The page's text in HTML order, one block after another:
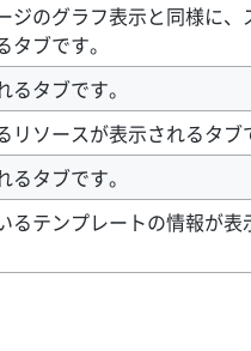
ジのグラフ表示と同様に、
ブです。
タブです。
ソースが表示されるタブ
タブです。
るテンプレートの情報が表